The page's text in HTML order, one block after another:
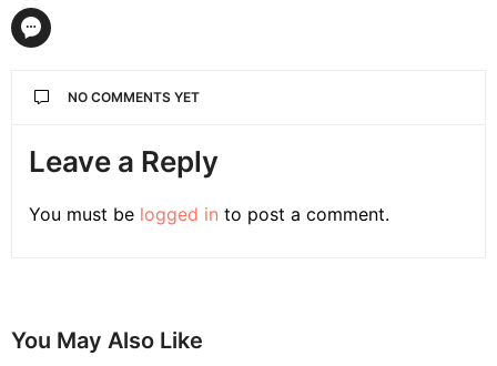
NO COMMENTS YET
Leave a Reply
You must be logged in to post a comment.
You May Also Like